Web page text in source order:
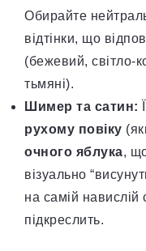
Обирайте
відтінки, що
(бежевий, світло-
тьмяні).
Шимер та сатин:
рухому повіку
очного яблука,
візуально
на самій навислій
підкреслить.